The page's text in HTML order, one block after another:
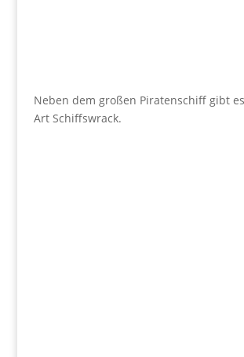
Neben dem großen Piratenschiff gibt
Art Schiffswrack.